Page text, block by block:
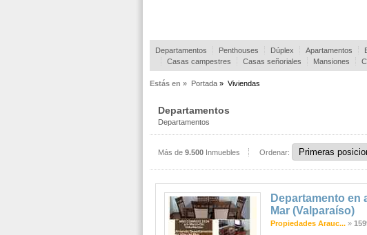
Departamentos Penthouses Dúplex Apartamentos
Casas campestres
Casas señoriales Mansiones
Estás en » Portada » Viviendas
Departamentos
Departamentos
Más de 9.500 Inmuebles Ordenar:
Departamento en
Mar (Valparaíso)
Propiedades Arauc... »